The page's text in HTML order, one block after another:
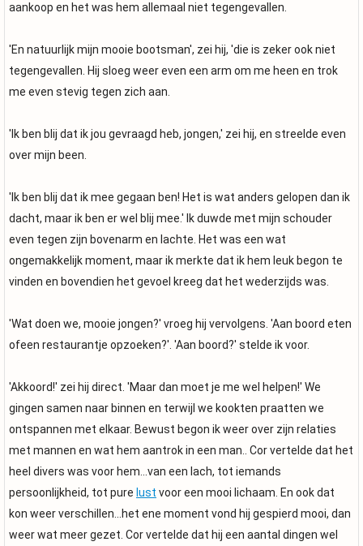
aankoop en het was hem allemaal niet tegengevallen.
'En natuurlijk mijn mooie bootsman', zei hij, 'die is zeker ook niet
tegengevallen. Hij sloeg weer even een arm om me heen en trok
me even stevig tegen zich aan.
'Ik ben blij dat ik jou gevraagd heb, jongen,' zei hij, en streelde even
over mijn been.
'Ik ben blij dat ik mee gegaan ben! Het is wat anders gelopen dan ik
dacht, maar ik ben er wel blij mee.' Ik duwde met mijn schouder
even tegen zijn bovenarm en lachte. Het was een wat
ongemakkelijk moment, maar ik merkte dat ik hem leuk begon te
vinden en bovendien het gevoel kreeg dat het wederzijds was.
'Wat doen we, mooie jongen?' vroeg hij vervolgens. 'Aan boord eten
ofeen restaurantje opzoeken?'. 'Aan boord?' stelde ik voor.
'Akkoord!' zei hij direct. 'Maar dan moet je me wel helpen!' We
gingen samen naar binnen en terwijl we kookten praatten we
ontspannen met elkaar. Bewust begon ik weer over zijn relaties
met mannen en wat hem aantrok in een man.. Cor vertelde dat het
heel divers was voor hem...van een lach, tot iemands
persoonlijkheid, tot pure lust voor een mooi lichaam. En ook dat
kon weer verschillen...het ene moment vond hij gespierd mooi, dan
weer wat meer gezet. Cor vertelde dat hij een aantal dingen wel